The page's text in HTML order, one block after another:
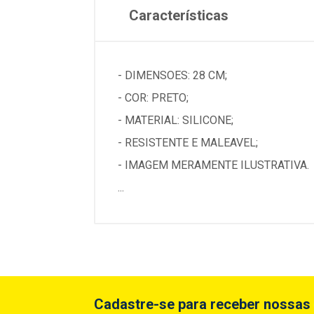
Características
- DIMENSOES: 28 CM;
- COR: PRETO;
- MATERIAL: SILICONE;
- RESISTENTE E MALEAVEL;
- IMAGEM MERAMENTE ILUSTRATIVA.
Cadastre-se para receber